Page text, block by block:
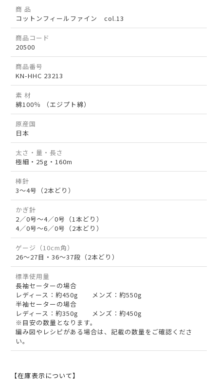
商 品
コットンフィールファイン col.13
商品コード
20500
商品番号
KN-HHC 23213
素 材
綿100％ （エジプト綿）
原産国
日本
太さ・量・長さ
極細・25g・160m
棒針
3～4号（2本どり）
かぎ針
2／0号～4／0号（1本どり）
4／0号～6／0号（2本どり）
ゲージ（10cm角）
26～27目・36～37段（2本どり）
標準使用量
長袖セーターの場合
レディース：約450g メンズ：約550g
半袖セーターの場合
レディース：約350g メンズ：約450g
※目安の数量となります。
編み図やレシピがある場合は、記載の数量をご確認くださ
い。
【在庫表示について】